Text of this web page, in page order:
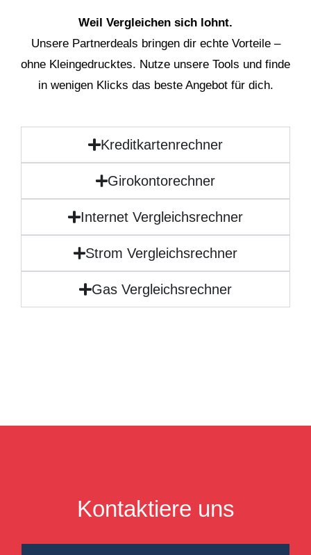
Weil Vergleichen sich lohnt.
Unsere Partnerdeals bringen dir echte Vorteile –
ohne Kleingedrucktes. Nutze unsere Tools und finde
in wenigen Klicks das beste Angebot für dich.
Kreditkartenrechner
Girokontorechner
Internet Vergleichsrechner
Strom Vergleichsrechner
Gas Vergleichsrechner
Kontaktiere uns